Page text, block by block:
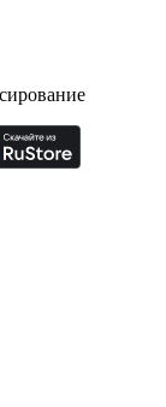
для